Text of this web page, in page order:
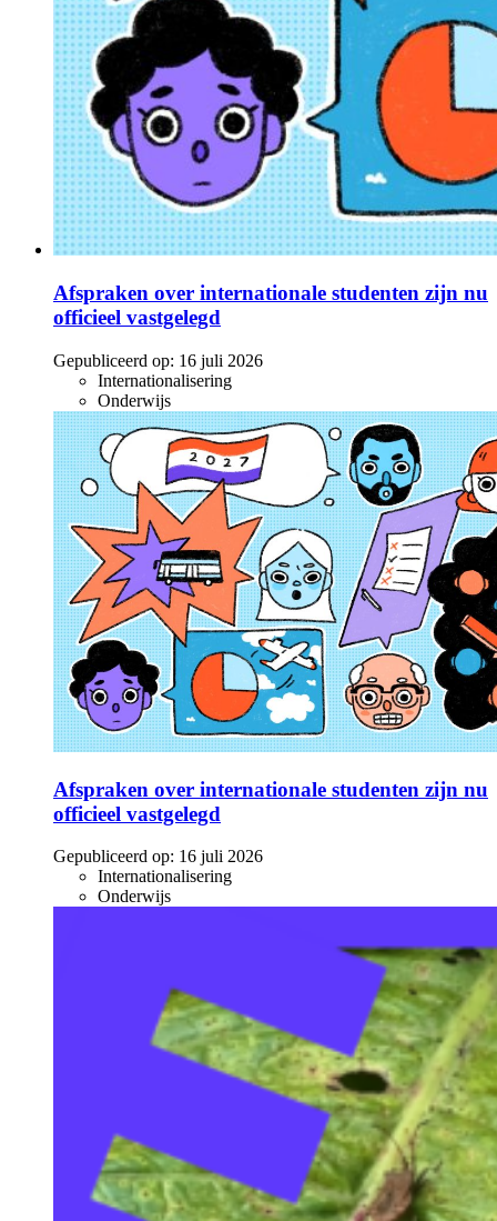
Afspraken over internationale studenten zijn nu
officieel vastgelegd
Gepubliceerd op: 16 juli 2026
Internationalisering
Onderwijs
Afspraken over internationale studenten zijn nu
officieel vastgelegd
Gepubliceerd op: 16 juli 2026
Internationalisering
Onderwijs